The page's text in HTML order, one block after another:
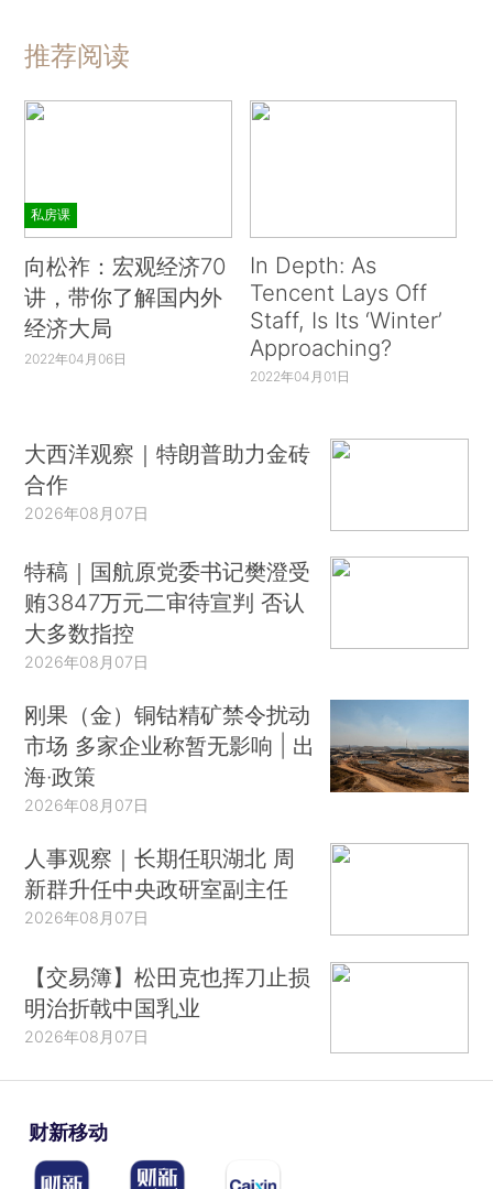
推荐阅读
私房课
向松祚：宏观经济70
讲，带你了解国内外
经济大局
2022年04月06日
In Depth: As
Tencent Lays Off
Staff, Is Its ‘Winter’
Approaching?
2022年04月01日
大西洋观察｜特朗普助力金砖
合作
2026年08月07日
特稿｜国航原党委书记樊澄受
贿3847万元二审待宣判 否认
大多数指控
2026年08月07日
刚果（金）铜钴精矿禁令扰动
市场 多家企业称暂无影响 | 出
海·政策
2026年08月07日
人事观察｜长期任职湖北 周
新群升任中央政研室副主任
2026年08月07日
【交易簿】松田克也挥刀止损
明治折戟中国乳业
2026年08月07日
财新移动